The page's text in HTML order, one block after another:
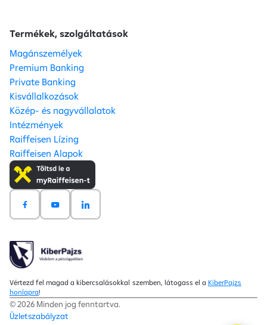
Termékek, szolgáltatások
Magánszemélyek
Premium Banking
Private Banking
Kisvállalkozások
Közép- és nagyvállalatok
Intézmények
Raiffeisen Lízing
Raiffeisen Alapok
Vértezd fel magad a kibercsalásokkal szemben, látogass el a KiberPajzs
honlapra!
© 2026 Minden jog fenntartva.
Üzletszabályzat